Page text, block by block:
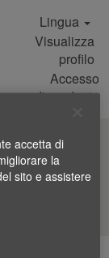
Lingua
Visualizza
profilo
Accesso
dipendente
accetta di
la
sito e assistere